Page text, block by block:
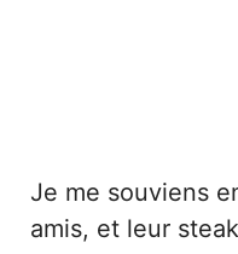
Je me souviens
amis, et leur